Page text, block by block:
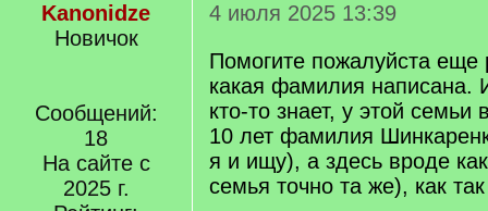
Kanonidze
Новичок
Сообщений:
18
На сайте с
2025 г.
4 июля 2025 13:39
Помогите пожалуйста еще
какая фамилия написана.
кто-то знает, у этой семьи
10 лет фамилия
я и ищу), а здесь вроде
семья точно та же), как